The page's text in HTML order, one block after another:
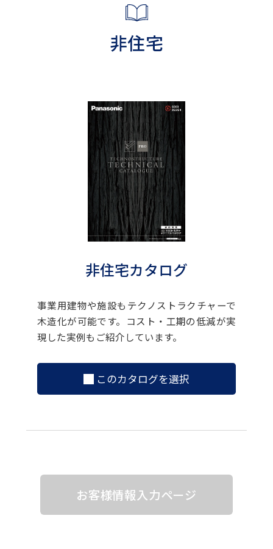
非住宅
非住宅カタログ
事業用建物や施設もテクノストラクチャーで
木造化が可能です。コスト・工期の低減が実
現した実例もご紹介しています。
このカタログを選択
お客様情報入力ページ